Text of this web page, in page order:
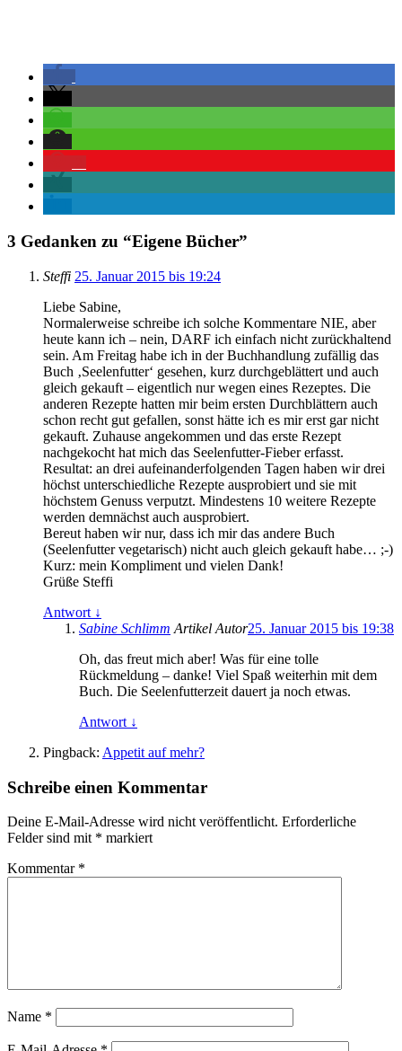
3 Gedanken zu “Eigene Bücher”
Steffi 25. Januar 2015 bis 19:24
Liebe Sabine,
Normalerweise schreibe ich solche Kommentare NIE, aber
heute kann ich – nein, DARF ich einfach nicht zurückhaltend
sein. Am Freitag habe ich in der Buchhandlung zufällig das
Buch ‚Seelenfutter‘ gesehen, kurz durchgeblättert und auch
gleich gekauft – eigentlich nur wegen eines Rezeptes. Die
anderen Rezepte hatten mir beim ersten Durchblättern auch
schon recht gut gefallen, sonst hätte ich es mir erst gar nicht
gekauft. Zuhause angekommen und das erste Rezept
nachgekocht hat mich das Seelenfutter-Fieber erfasst.
Resultat: an drei aufeinanderfolgenden Tagen haben wir drei
höchst unterschiedliche Rezepte ausprobiert und sie mit
höchstem Genuss verputzt. Mindestens 10 weitere Rezepte
werden demnächst auch ausprobiert.
Bereut haben wir nur, dass ich mir das andere Buch
(Seelenfutter vegetarisch) nicht auch gleich gekauft habe… ;-)
Kurz: mein Kompliment und vielen Dank!
Grüße Steffi
Antwort ↓
Sabine Schlimm Artikel Autor25. Januar 2015 bis 19:38
Oh, das freut mich aber! Was für eine tolle
Rückmeldung – danke! Viel Spaß weiterhin mit dem
Buch. Die Seelenfutterzeit dauert ja noch etwas.
Antwort ↓
Pingback: Appetit auf mehr?
Schreibe einen Kommentar
Deine E-Mail-Adresse wird nicht veröffentlicht. Erforderliche
Felder sind mit * markiert
Kommentar *
Name *